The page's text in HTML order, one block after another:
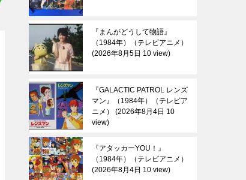
『まんがどうして物語』
（1984年）（テレビアニメ）
2026年8月5日 10 view
『GALACTIC PATROL レンズ
マン』（1984年）（テレビア
ニメ）
2026年8月4日 10
view
『アタッカーYOU！』
（1984年）（テレビアニメ）
2026年8月4日 10 view